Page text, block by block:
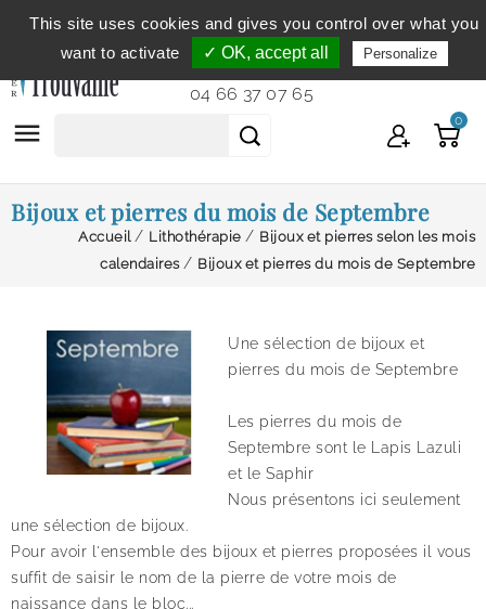
Service clientèle
du lundi au vendredi de 9h à 12h et
de 14h à 18h...
04 66 37 07 65
 0
Bijoux et pierres du mois de Septembre
Accueil Lithothérapie
Bijoux et pierres selon les mois
calendaires
Bijoux et pierres du mois de Septembre
Une sélection de bijoux et
pierres du mois de Septembre
Les pierres du mois de
Septembre sont le Lapis Lazuli
et le Saphir
Nous présentons ici seulement
une sélection de bijoux.
Pour avoir l'ensemble des bijoux et pierres proposées il vous
suffit de saisir le nom de la pierre de votre mois de
naissance dans le bloc...
This site uses cookies and gives you control over what you
want to activate
✓ OK, accept all Personalize